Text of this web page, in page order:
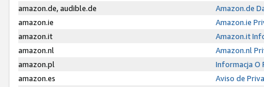
amazon.de, audible.de
Amazon.de
amazon.ie
Amazon.ie
amazon.it
Amazon.it
amazon.nl
Amazon.nl
amazon.pl
Informacja O
amazon.es
Aviso de